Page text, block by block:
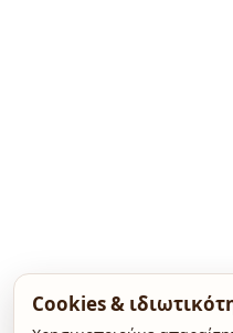
Cookies &